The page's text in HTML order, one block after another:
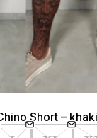
Short – khaki